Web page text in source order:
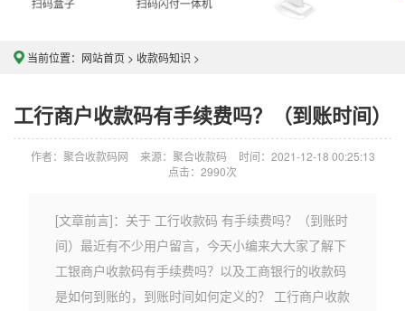
当前位置： 网站首页 > 收款码知识 >
工行商户收款码有手续费吗？（到账时间）
作者：聚合收款码网 来源：聚合收款码
时间：2021-12-18 00:25:13
点击：2990次
[文章前言]：关于 工行收款码 有手续费吗？（到账时
间）最近有不少用户留言，今天小编来大大家了解下
工银商户收款码有手续费吗？以及工商银行的收款码
是如何到账的，到账时间如何定义的？ 工行商户收款